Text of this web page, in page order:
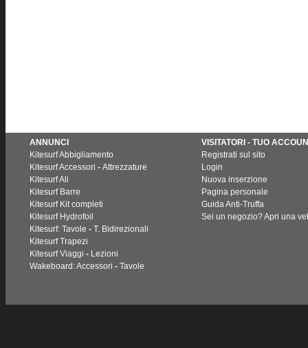
ANNUNCI
Kitesurf Abbigliamento
Kitesurf Accessori - Attrezzature
Kitesurf Ali
Kitesurf Barre
Kitesurf Kit completi
Kitesurf Hydrofoil
Kitesurf: Tavole - T. Bidirezionali
Kitesurf Trapezi
Kitesurf Viaggi - Lezioni
Wakeboard: Accessori - Tavole
VISITATORI - TUO
Registrati sul sito
Login
Nuova inserzione
Pagina personale
Guida Anti-Truffa
Sei un negozio? Apri una